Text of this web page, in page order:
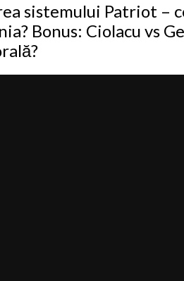
sistemului Patriot –
Bonus: Ciolacu vs